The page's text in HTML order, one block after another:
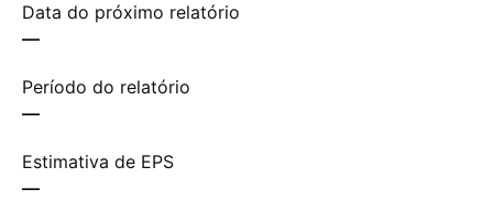
Data do próximo relatório
—
Período do relatório
—
Estimativa de EPS
—